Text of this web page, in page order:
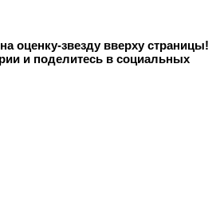
оценку-звезду вверху страницы!
и поделитесь в социальных